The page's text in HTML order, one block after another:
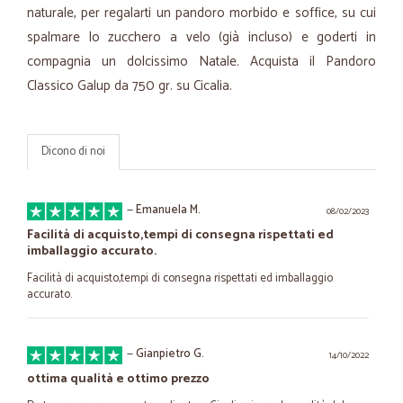
naturale, per regalarti un pandoro morbido e soffice, su cui
spalmare lo zucchero a velo (già incluso) e goderti in
compagnia un dolcissimo Natale. Acquista il Pandoro
Classico Galup da 750 gr. su Cicalia.
Dicono di noi
08/02/2023
—Emanuela M.
Facilità di acquisto,tempi di consegna rispettati ed
imballaggio accurato.
Facilità di acquisto,tempi di consegna rispettati ed imballaggio
accurato.
14/10/2022
—Gianpietro G.
ottima qualità e ottimo prezzo